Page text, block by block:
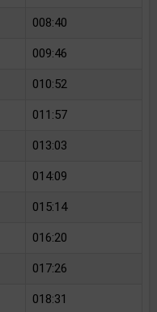
008:40
009:46
010:52
011:57
013:03
014:09
015:14
016:20
017:26
018:31